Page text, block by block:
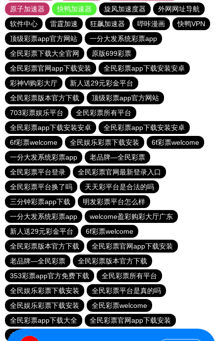
原子加速器
快鸭加速器 旋风加速度器
外网网址导航
软件中心
雷霆加速 狂飙加速器 哔咔漫画
快鸭VPN
顶级彩票app官方网站
一分大发系统彩票app
全民彩票下载大全官网
原版699彩票
全民彩票官网app下载安装
全民彩票app下载安装安卓
彩神Vl购彩大厅
新人送29元彩金平台
全民彩票版本官方下载
顶级彩票app官方网站
703彩票娱乐平台
全民彩票所有平台
全民彩票app下载安装安卓
全民彩票app下载安装安卓
6f彩票welcome
全民娱乐彩票下载安装
6f彩票welcome
一分大发系统彩票app
老品牌—全民彩票
全民彩票平台登录
全民彩票官网最新登录入口
全民彩票平台换了吗
天天彩平台是合法的吗
三分钟彩票app下载
明发彩票平台怎么样
一分大发系统彩票app
welcome盈彩购彩大厅广东
新人送29元彩金平台
6f彩票welcome
全民彩票版本官方下载
全民彩票官网app下载安装
老品牌—全民彩票
全民彩票版本官方下载
353彩票app官方免费下载
全民彩票所有平台
全民娱乐彩票下载安装
全民彩票平台是真的吗
全民娱乐彩票下载安装
全民彩票welcome
全民彩票app下载大全
全民彩票官网app下载安装
全民彩票app下载安装安卓